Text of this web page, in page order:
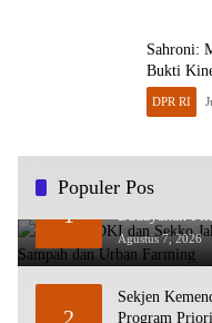
Sahroni:
Bukti
DPR RI
Populer Pos
1
Kadisdik DKI
Budayakan
Agustus 7, 2026
2
Sekjen
Program